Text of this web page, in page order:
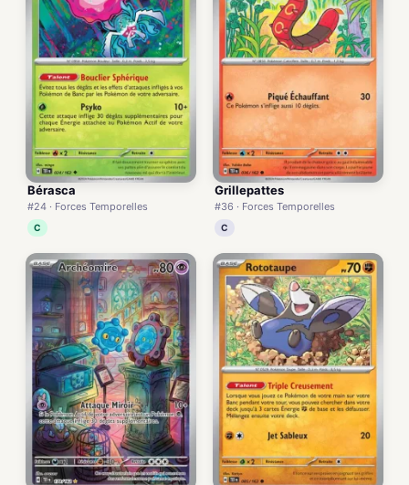
Bérasca
#24 · Forces Temporelles
C
Grillepattes
#36 · Forces Temporelles
C